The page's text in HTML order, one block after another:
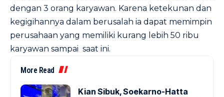
dengan 3 orang karyawan. Karena ketekunan dan
kegigihannya dalam berusalah ia dapat memimpin
perusahaan yang memiliki kurang lebih 50 ribu
karyawan sampai saat ini.
More Read
Kian Sibuk, Soekarno-Hatta